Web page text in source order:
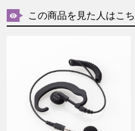
この商品を見た人はこ